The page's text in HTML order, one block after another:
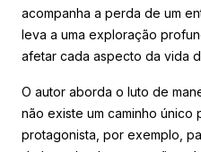
acompanha a perda de um
leva a uma exploração
afetar cada aspecto da vida
O autor aborda o luto de
não existe um caminho único
protagonista, por exemplo,